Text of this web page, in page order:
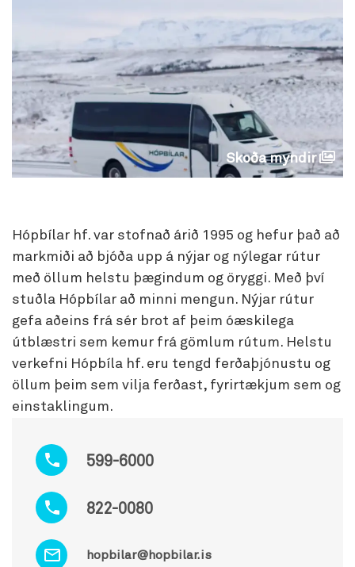
Skoða myndir
599-6000
822-0080
hopbilar@hopbilar.is
Hópbílar hf. var stofnað árið 1995 og hefur það að
markmiði að bjóða upp á nýjar og nýlegar rútur
með öllum helstu þægindum og öryggi. Með því
stuðla Hópbílar að minni mengun. Nýjar rútur
gefa aðeins frá sér brot af þeim óæskilega
útblæstri sem kemur frá gömlum rútum. Helstu
verkefni Hópbíla hf. eru tengd ferðaþjónustu og
öllum þeim sem vilja ferðast, fyrirtækjum sem og
einstaklingum.